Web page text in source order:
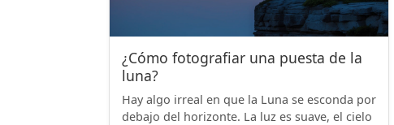
¿Cómo fotografiar una puesta de la
luna?
Hay algo irreal en que la Luna se esconda por
debajo del horizonte. La luz es suave, el cielo